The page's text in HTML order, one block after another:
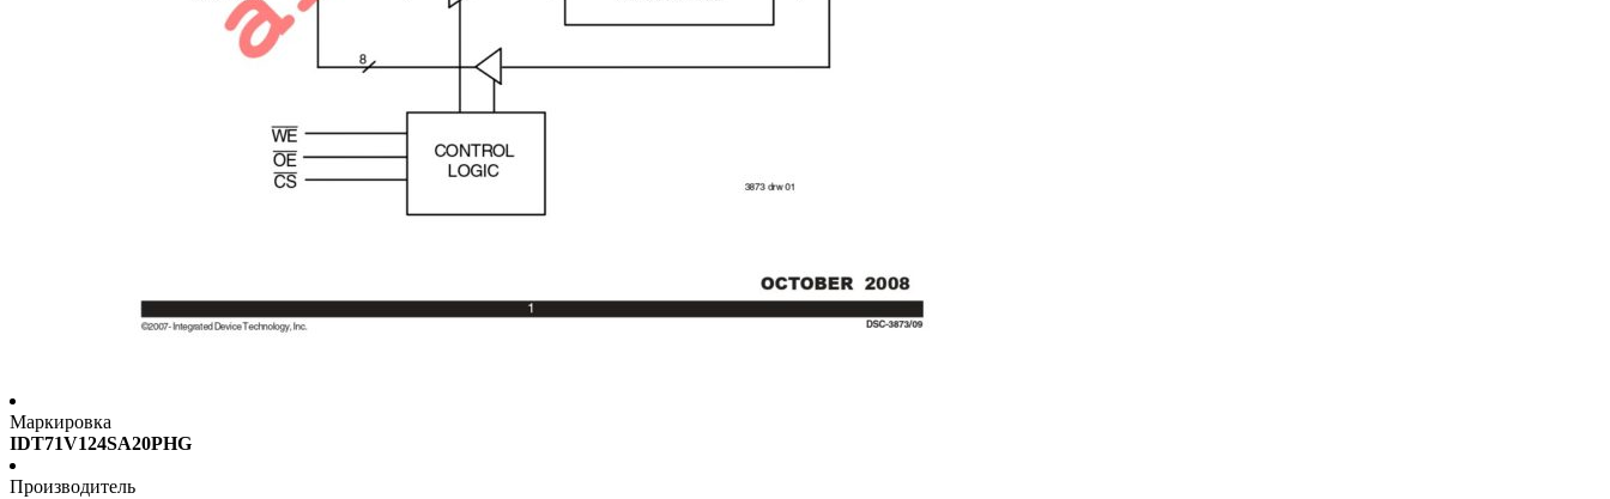
Маркировка
IDT71V124SA20PHG
Производитель